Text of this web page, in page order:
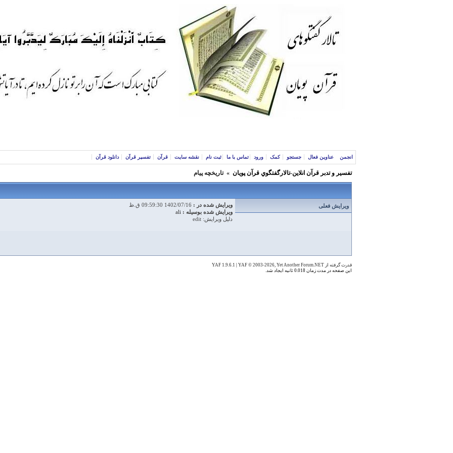
انجمن عناوین فعال جستجو کمک ورود تماس با ما ثبت نام نقشه سایت قرآن تفسیر قرآن دانلود قرآن
تفسير و‌ تدبر قرآن انلاين-تالارگفتگوي قرآن پویان » تاریخچه پیام
ویرایش فعلی ویرایش شده در : 1402/07/16 09:59:30 ق.ظ
ویرایش شده بوسیله : ali
دلیل ویرایش: edit
قدرت گرفته از YAF 1.9.6.1 YAF © 2003-2026, Yet Another Forum.NET
این صفحه در مدت زمان 0.018 ثانیه ایجاد شد.